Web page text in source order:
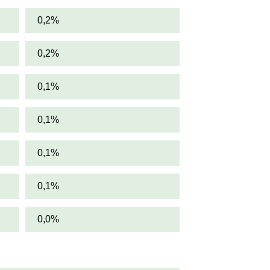
0,2%
0,2%
0,1%
0,1%
0,1%
0,1%
0,0%